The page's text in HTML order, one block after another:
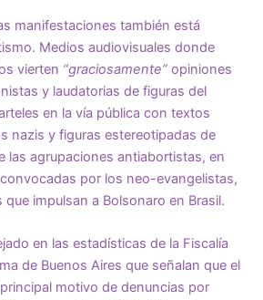
manifestaciones también está
Medios audiovisuales donde
vierten “graciosamente” opiniones
y laudatorias de figuras del
en la vía pública con textos
nazis y figuras estereotipadas de
las agrupaciones antiabortistas, en
por los neo-evangelistas,
impulsan a Bolsonaro en Brasil.
en las estadísticas de la Fiscalía
de Buenos Aires que señalan que el
motivo de denuncias por